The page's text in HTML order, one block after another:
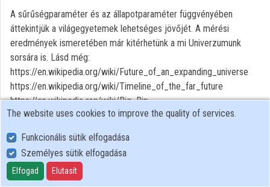
A sűrűségparaméter és az állapotparaméter függvényében
áttekintjük a világegyetemek lehetséges jövőjét. A mérési
eredmények ismeretében már kitérhetünk a mi Univerzumunk
sorsára is. Lásd még:
https://en.wikipedia.org/wiki/Future_of_an_expanding_universe
https://en.wikipedia.org/wiki/Timeline_of_the_far_future
https://en.wikipedia.org/wiki/Big_Rip
User Policy
Adatkezelési tájékoztató (en)
Cookie Policy
The website uses cookies to improve the quality of services.
Funkcionális sütik elfogadása
Személyes sütik elfogadása
Elfogad Elutasít